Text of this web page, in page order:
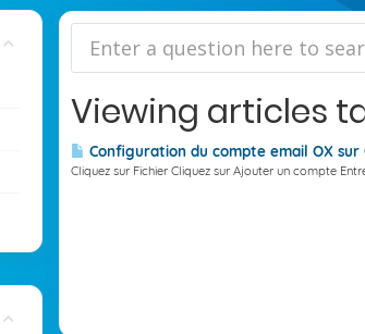
Viewing articles
Configuration du compte email OX sur
Cliquez sur Fichier Cliquez sur Ajouter un compte